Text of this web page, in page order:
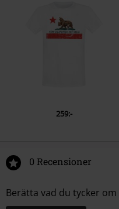
259:-
0 Recensioner
Berätta vad du tycker om